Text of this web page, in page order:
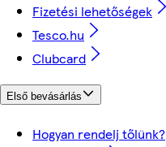
Fizetési lehetőségek
Tesco.hu
Clubcard
Első bevásárlás
Hogyan rendelj tőlünk?